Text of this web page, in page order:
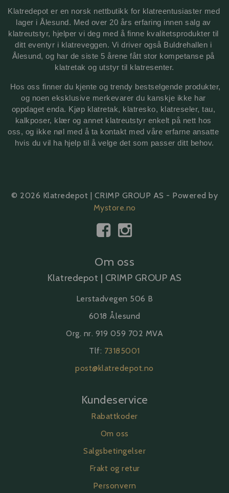
Klatredepot er en norsk nettbutikk for klatreentusiaster med
lager i Ålesund. Med over 20 års erfaring innen salg av
klatreutstyr, hjelper vi deg med å finne kvalitetsprodukter til
ditt eventyr i klatreveggen. Vi driver også Buldrehallen i
klatretak og utstyr til klatresenter.
Hos oss finner du kjente og trendy bestselgende produkter,
og noen eksklusive merkevarer du kanskje ikke har
oppdaget enda. Kjøp klatretak, klatresko, klatreseler, tau,
kalkposer, klær og annet klatreutstyr enkelt på nett hos
oss, og ikke nøl med å ta kontakt med våre erfarne ansatte
hvis du vil ha hjelp til å velge det som passer ditt behov.
© 2026 Klatredepot | CRIMP GROUP AS - Powered by
Mystore.no
Om oss
Klatredepot | CRIMP GROUP AS
Lerstadvegen 506 B
6018 Ålesund
Org. nr. 919 059 702 MVA
Tlf: 73185001
post@klatredepot.no
Kundeservice
Rabattkoder
Om oss
Salgsbetingelser
Frakt og retur
Personvern